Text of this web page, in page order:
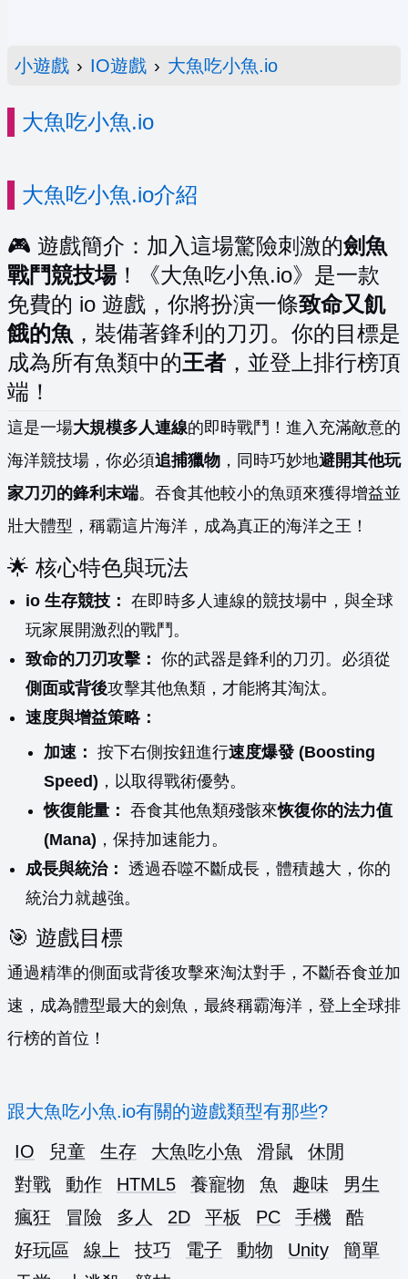
小遊戲 › IO遊戲 › 大魚吃小魚.io
大魚吃小魚.io
大魚吃小魚.io介紹
🎮 遊戲簡介：加入這場驚險刺激的劍魚
戰鬥競技場！《大魚吃小魚.io》是一款
免費的 io 遊戲，你將扮演一條致命又飢
餓的魚 ，裝備著鋒利的刀刃。你的目標是
成為所有魚類中的王者 ，並登上排行榜頂
端！
這是一場大規模多人連線的即時戰鬥！進入充滿敵意的
海洋競技場，你必須追捕獵物 ，同時巧妙地避開其他玩
家刀刃的鋒利末端。吞食其他較小的魚頭來獲得增益並
壯大體型，稱霸這片海洋，成為真正的海洋之王！
🌟 核心特色與玩法
io 生存競技： 在即時多人連線的競技場中，與全球
玩家展開激烈的戰鬥。
致命的刀刃攻擊： 你的武器是鋒利的刀刃。必須從
側面或背後攻擊其他魚類，才能將其淘汰。
速度與增益策略：
加速： 按下右側按鈕進行速度爆發 (Boosting
Speed) ，以取得戰術優勢。
恢復能量： 吞食其他魚類殘骸來恢復你的法力值
(Mana) ，保持加速能力。
成長與統治： 透過吞噬不斷成長，體積越大，你的
統治力就越強。
🎯 遊戲目標
通過精準的側面或背後攻擊來淘汰對手，不斷吞食並加
速，成為體型最大的劍魚，最終稱霸海洋，登上全球排
行榜的首位！
跟大魚吃小魚.io有關的遊戲類型有那些?
IO
兒童 生存 大魚吃小魚 滑鼠
休閒
對戰
動作 HTML5 養寵物 魚 趣味
男生
瘋狂
冒險 多人 2D 平板 PC 手機
酷
好玩區
線上 技巧 電子 動物 Unity
簡單